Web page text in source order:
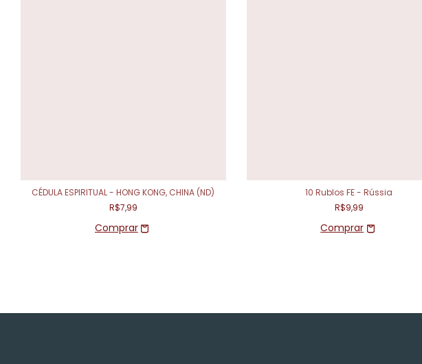
CÉDULA ESPIRITUAL - HONG KONG, CHINA (ND)
R$7,99
10 Rublos FE - Rússia
R$9,99